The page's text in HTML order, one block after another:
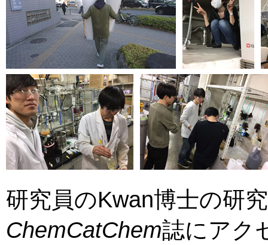
研究員のKwan博士の研
ChemCatChem誌にアク